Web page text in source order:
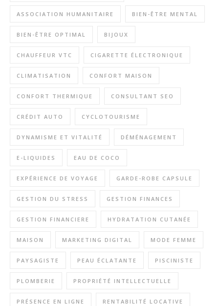
ASSOCIATION HUMANITAIRE BIEN-ÊTRE MENTAL
BIEN-ÊTRE OPTIMAL BIJOUX
CHAUFFEUR VTC CIGARETTE ÉLECTRONIQUE
CLIMATISATION CONFORT MAISON
CONFORT THERMIQUE CONSULTANT SEO
CRÉDIT AUTO CYCLOTOURISME
DYNAMISME ET VITALITÉ DÉMÉNAGEMENT
E-LIQUIDES EAU DE COCO
EXPÉRIENCE DE VOYAGE GARDE-ROBE CAPSULE
GESTION DU STRESS GESTION FINANCES
GESTION FINANCIERE HYDRATATION CUTANÉE
MAISON MARKETING DIGITAL MODE FEMME
PAYSAGISTE PEAU ÉCLATANTE PISCINISTE
PLOMBERIE PROPRIÉTÉ INTELLECTUELLE
PRÉSENCE EN LIGNE RENTABILITÉ LOCATIVE